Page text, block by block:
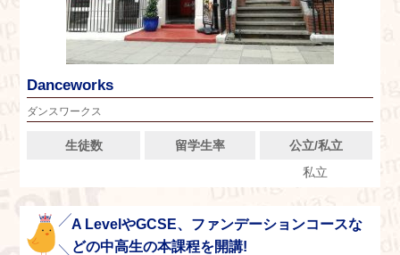
Danceworks
ダンスワークス
生徒数 留学生率
公立/私立
私立
A LevelやGCSE、ファンデーションコースな
どの中高生の本課程を開講!